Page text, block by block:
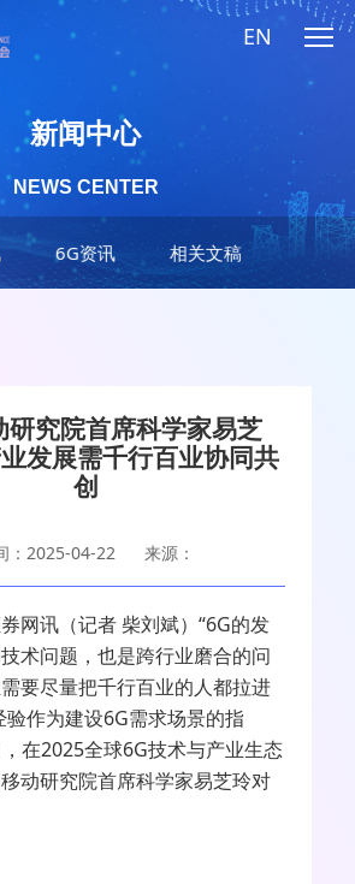
EN
6G资讯 相关文稿
新闻中心
NEWS CENTER
研究院首席科学家易芝
发展需千行百业协同共
创
：2025-04-22 来源：
网讯（记者 柴刘斌）“6G的发
术问题，也是跨行业磨合的问
要尽量把千行百业的人都拉进
验作为建设6G需求场景的指
在2025全球6G技术与产业生态
动研究院首席科学家易芝玲对